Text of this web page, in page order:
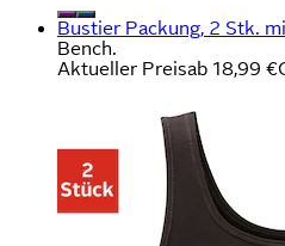
Bustier Packung, 2 Stk.
Bench.
Aktueller Preisab 18,99 €